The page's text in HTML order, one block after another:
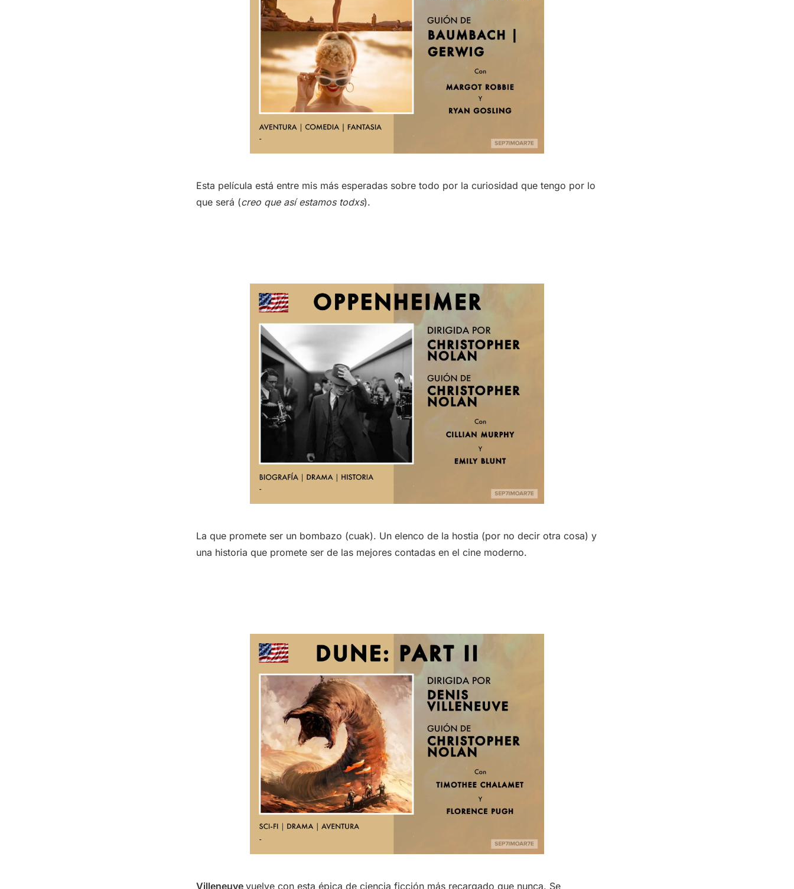
Esta película está entre mis más esperadas sobre todo por la curiosidad que tengo por lo
que será (creo que así estamos todxs).
La que promete ser un bombazo (cuak). Un elenco de la hostia (por no decir otra cosa) y
una historia que promete ser de las mejores contadas en el cine moderno.
Villeneuve vuelve con esta épica de ciencia ficción más recargado que nunca. Se